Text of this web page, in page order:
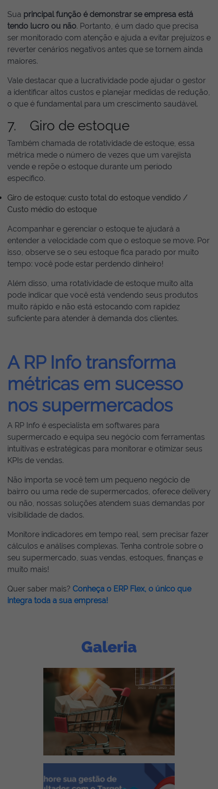
Sua principal função é demonstrar se empresa está
tendo lucro ou não. Portanto, é um dado que precisa
ser monitorado com atenção e ajuda a evitar prejuízos e
reverter cenários negativos antes que se tornem ainda
maiores.
Vale destacar que a lucratividade pode ajudar o gestor
a identificar altos custos e planejar medidas de redução,
o que é fundamental para um crescimento saudável.
7. Giro de estoque
Também chamada de rotatividade de estoque, essa
métrica mede o número de vezes que um varejista
vende e repõe o estoque durante um período
específico.
Giro de estoque: custo total do estoque vendido /
Custo médio do estoque
Acompanhar e gerenciar o estoque te ajudará a
entender a velocidade com que o estoque se move. Por
isso, observe se o seu estoque fica parado por muito
tempo: você pode estar perdendo dinheiro!
Além disso, uma rotatividade de estoque muito alta
pode indicar que você está vendendo seus produtos
muito rápido e não está estocando com rapidez
suficiente para atender à demanda dos clientes.
A RP Info transforma
métricas em sucesso
nos supermercados
A RP Info é especialista em softwares para
supermercado e equipa seu negócio com ferramentas
intuitivas e estratégicas para monitorar e otimizar seus
KPIs de vendas.
Não importa se você tem um pequeno negócio de
bairro ou uma rede de supermercados, oferece delivery
ou não, nossas soluções atendem suas demandas por
visibilidade de dados.
Monitore indicadores em tempo real, sem precisar fazer
cálculos e análises complexas. Tenha controle sobre o
seu supermercado, suas vendas, estoques, finanças e
muito mais!
Quer saber mais? Conheça o ERP Flex, o único que
integra toda a sua empresa!
Galeria